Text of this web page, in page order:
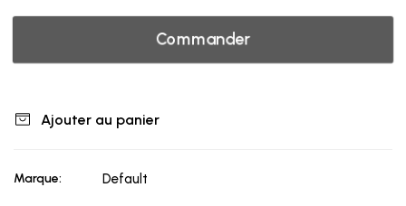
Commander
Ajouter au panier
Marque: Default